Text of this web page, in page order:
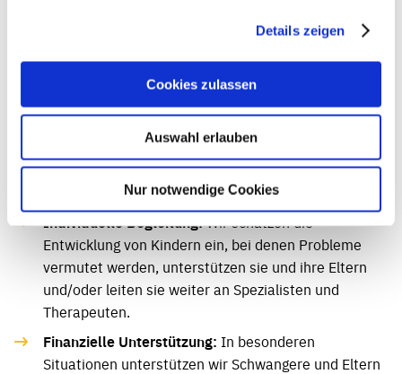
Details zeigen
Cookies zulassen
Auswahl erlauben
Nur notwendige Cookies
Untersuchung an, zu der unter anderem ein
ansteckenden Krankheiten.
gesundheitlichen und sozialen Entwicklung und der
Erziehung. Eltern, Kinder, Jugendliche und
Lehrpersonen können sich an uns wenden.
Individuelle Begleitung:Wir schätzen die
Entwicklung von Kindern ein, bei denen Probleme
vermutet werden, unterstützen sie und ihre Eltern
und/oder leiten sie weiter an Spezialisten und
Therapeuten.
Finanzielle Unterstützung: In besonderen
Situationen unterstützen wir Schwangere und Eltern